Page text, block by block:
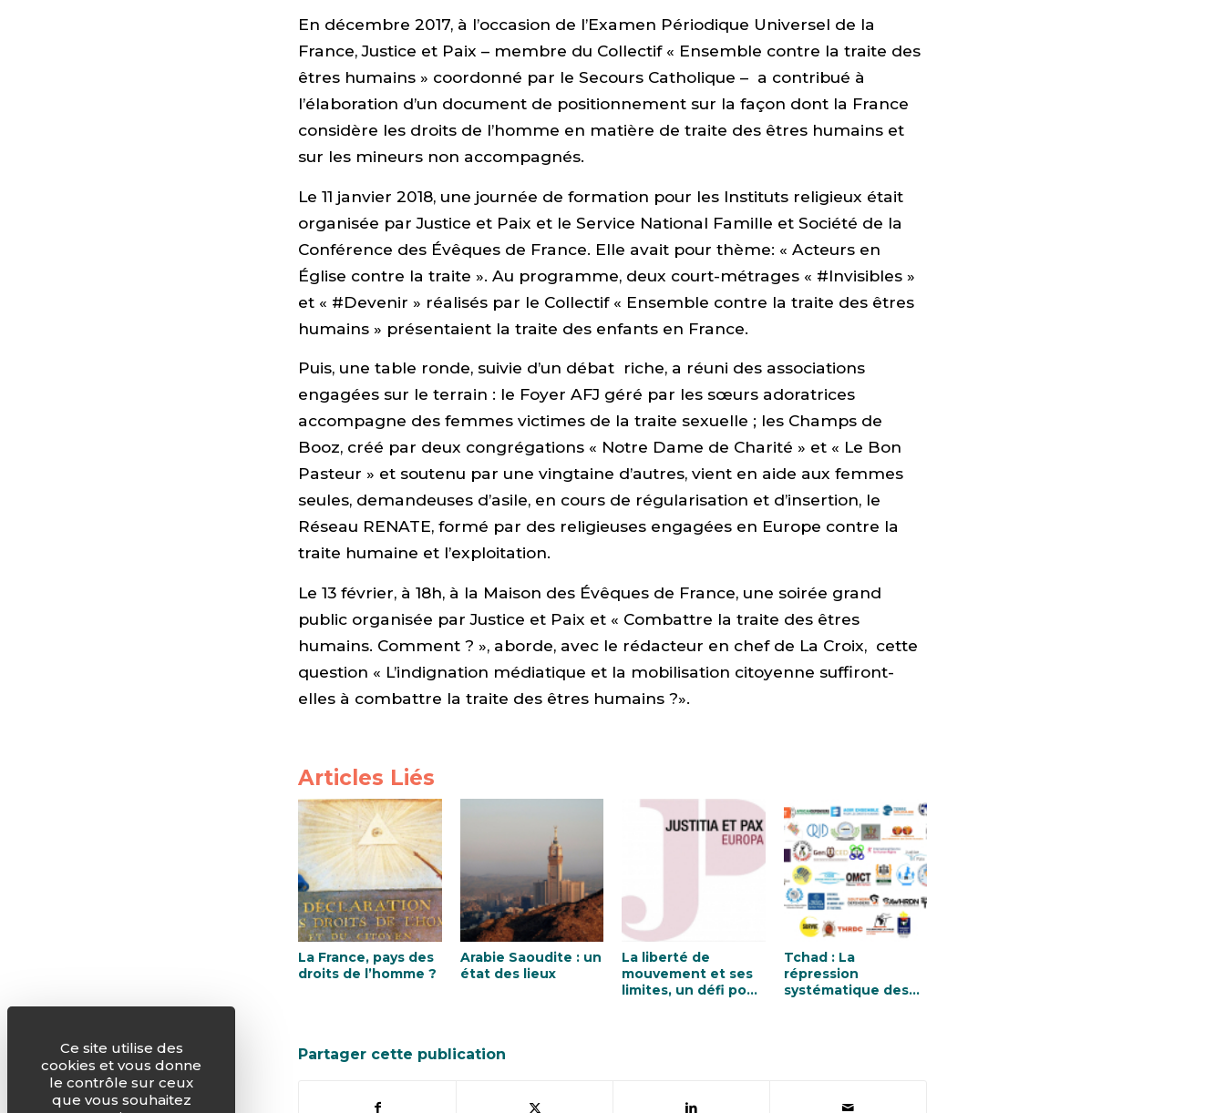
En décembre 2017, à l’occasion de l’Examen Périodique Universel de la
France, Justice et Paix – membre du Collectif « Ensemble contre la traite des
êtres humains » coordonné par le Secours Catholique – a contribué à
l’élaboration d’un document de positionnement sur la façon dont la France
considère les droits de l’homme en matière de traite des êtres humains et
sur les mineurs non accompagnés.
Le 11 janvier 2018, une journée de formation pour les Instituts religieux était
organisée par Justice et Paix et le Service National Famille et Société de la
Conférence des Évêques de France. Elle avait pour thème: « Acteurs en
Église contre la traite ». Au programme, deux court-métrages « #Invisibles »
et « #Devenir » réalisés par le Collectif « Ensemble contre la traite des êtres
humains » présentaient la traite des enfants en France.
Puis, une table ronde, suivie d’un débat riche, a réuni des associations
engagées sur le terrain : le Foyer AFJ géré par les sœurs adoratrices
accompagne des femmes victimes de la traite sexuelle ; les Champs de
Booz, créé par deux congrégations « Notre Dame de Charité » et « Le Bon
Pasteur » et soutenu par une vingtaine d’autres, vient en aide aux femmes
seules, demandeuses d’asile, en cours de régularisation et d’insertion, le
Réseau RENATE, formé par des religieuses engagées en Europe contre la
traite humaine et l’exploitation.
Le 13 février, à 18h, à la Maison des Évêques de France, une soirée grand
public organisée par Justice et Paix et « Combattre la traite des êtres
humains. Comment ? », aborde, avec le rédacteur en chef de La Croix, cette
question « L’indignation médiatique et la mobilisation citoyenne suffiront-
elles à combattre la traite des êtres humains ?».
Articles Liés
La France, pays des
droits de l’homme ?
Arabie Saoudite : un
état des lieux
La liberté de
mouvement et ses
limites, un défi pour
Tchad : La
répression
systématique des
Partager cette publication
Ce site utilise des
cookies et vous donne
le contrôle sur ceux
que vous souhaitez